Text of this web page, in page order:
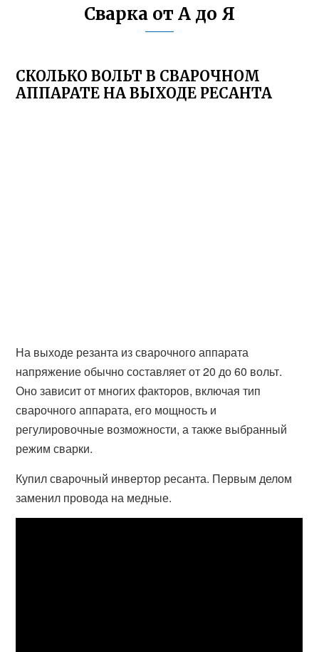
Сварка от А до Я
СКОЛЬКО ВОЛЬТ В СВАРОЧНОМ
АППАРАТЕ НА ВЫХОДЕ РЕСАНТА
На выходе резанта из сварочного аппарата
напряжение обычно составляет от 20 до 60 вольт.
Оно зависит от многих факторов, включая тип
сварочного аппарата, его мощность и
регулировочные возможности, а также выбранный
режим сварки.
Купил сварочный инвертор ресанта. Первым делом
заменил провода на медные.